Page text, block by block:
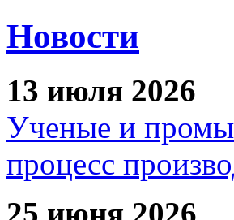
Новости
13 июля 2026
Ученые и
процесс
25 июня 2026